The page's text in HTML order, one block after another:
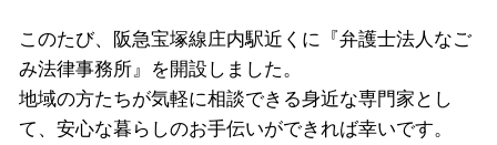
このたび、阪急宝塚線庄内駅近くに『弁護士法人なご
み法律事務所』を開設しました。
地域の方たちが気軽に相談できる身近な専門家とし
て、安心な暮らしのお手伝いができれば幸いです。